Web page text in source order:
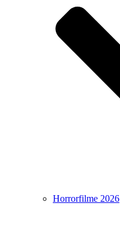
Horrorfilme 2026